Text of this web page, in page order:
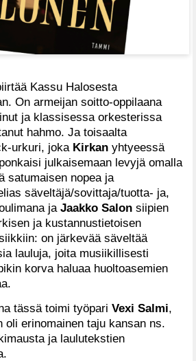
Kassu Halosesta
On armeijan soitto-oppilaana
ja klassisessa orkesterissa
hahmo. Ja toisaalta
urkuri, joka Kirkan yhtyeessä
julkaisemaan levyjä omalla
satumaisen nopea ja
säveltäjä/sovittaja/tuotta- ja,
ja Jaakko Salon siipien
ja kustannustietoisen
on järkevää säveltää
lauluja, joita musiikillisesti
korva haluaa huoltoasemien
tässä toimi työpari Vexi Salmi,
oli erinomainen taju kansan ns.
ja laulutekstien